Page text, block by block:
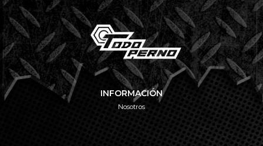
INFORMACIÓN
Nosotros